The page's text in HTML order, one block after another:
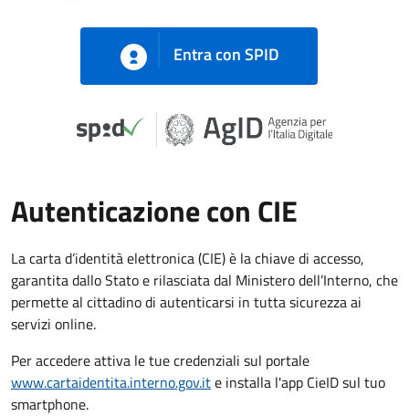
Entra con SPID
Autenticazione con CIE
La carta d’identità elettronica (CIE) è la chiave di accesso,
garantita dallo Stato e rilasciata dal Ministero dell’Interno, che
permette al cittadino di autenticarsi in tutta sicurezza ai
servizi online.
Per accedere attiva le tue credenziali sul portale
www.cartaidentita.interno.gov.ite installa l'app CieID sul tuo
smartphone.